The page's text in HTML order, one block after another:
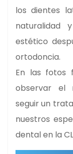
los dientes
naturalidad
estético
ortodoncia.
En las fotos
observar el
seguir un
nuestros
dental en la